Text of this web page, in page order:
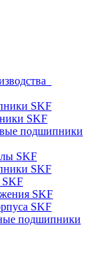
SKF
SKF
подшипники
SKF
SKF
SKF
SKF
SKF
подшипники